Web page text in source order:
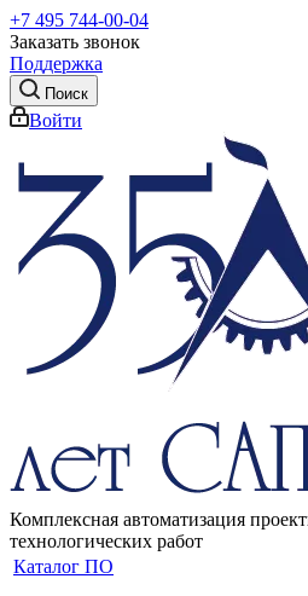
+7 495 744-00-04
Заказать звонок
Поддержка
Поиск
Войти
Комплексная автоматизация
технологических работ
Каталог ПО